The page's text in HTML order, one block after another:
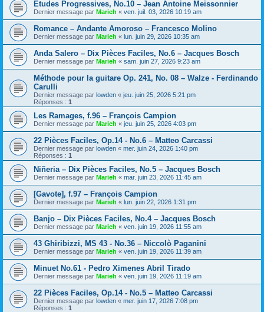
Etudes Progressives, No.10 – Jean Antoine Meissonnier
Dernier message par Marieh « ven. juil. 03, 2026 10:19 am
Romance – Andante Amoroso – Francesco Molino
Dernier message par Marieh « lun. juin 29, 2026 10:35 am
Anda Salero – Dix Pièces Faciles, No.6 – Jacques Bosch
Dernier message par Marieh « sam. juin 27, 2026 9:23 am
Méthode pour la guitare Op. 241, No. 08 – Walze - Ferdinando
Carulli
Dernier message par lowden « jeu. juin 25, 2026 5:21 pm
Réponses : 1
Les Ramages, f.96 – François Campion
Dernier message par Marieh « jeu. juin 25, 2026 4:03 pm
22 Pièces Faciles, Op.14 - No.6 – Matteo Carcassi
Dernier message par lowden « mer. juin 24, 2026 1:40 pm
Réponses : 1
Niñeria – Dix Pièces Faciles, No.5 – Jacques Bosch
Dernier message par Marieh « mar. juin 23, 2026 11:45 am
[Gavote], f.97 – François Campion
Dernier message par Marieh « lun. juin 22, 2026 1:31 pm
Banjo – Dix Pièces Faciles, No.4 – Jacques Bosch
Dernier message par Marieh « ven. juin 19, 2026 11:55 am
43 Ghiribizzi, MS 43 - No.36 – Niccolò Paganini
Dernier message par Marieh « ven. juin 19, 2026 11:39 am
Minuet No.61 - Pedro Ximenes Abril Tirado
Dernier message par Marieh « ven. juin 19, 2026 11:19 am
22 Pièces Faciles, Op.14 - No.5 – Matteo Carcassi
Dernier message par lowden « mer. juin 17, 2026 7:08 pm
Réponses : 1